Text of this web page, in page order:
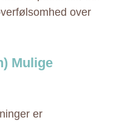
over
Mulige
er